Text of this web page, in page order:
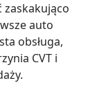
zaskakująco
auto
obsługa,
CVT i